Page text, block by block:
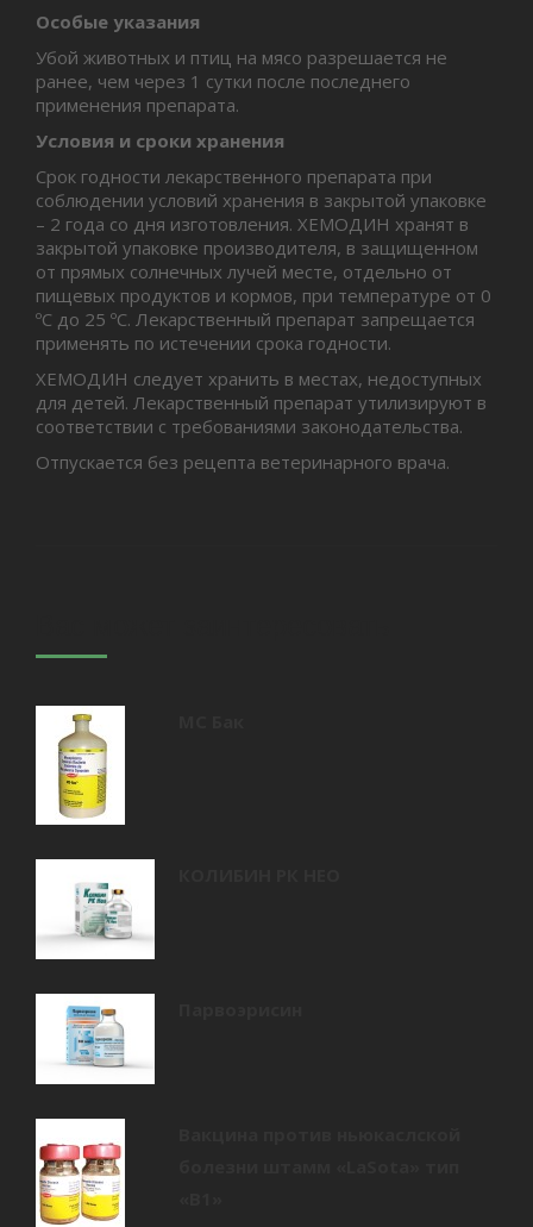
Особые указания
Убой животных и птиц на мясо разрешается не
ранее, чем через 1 сутки после последнего
применения препарата.
Условия и сроки хранения
Срок годности лекарственного препарата при
соблюдении условий хранения в закрытой упаковке
– 2 года со дня изготовления. ХЕМОДИН хранят в
закрытой упаковке производителя, в защищенном
от прямых солнечных лучей месте, отдельно от
пищевых продуктов и кормов, при температуре от 0
ºС до 25 ºС. Лекарственный препарат запрещается
применять по истечении срока годности.
ХЕМОДИН следует хранить в местах, недоступных
для детей. Лекарственный препарат утилизируют в
соответствии с требованиями законодательства.
Отпускается без рецепта ветеринарного врача.